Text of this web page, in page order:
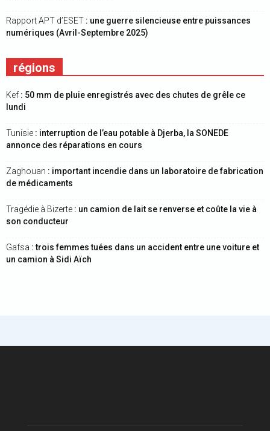
Rapport APT d’ESET : une guerre silencieuse entre puissances
numériques (Avril-Septembre 2025)
régions
Kef : 50 mm de pluie enregistrés avec des chutes de grêle ce
lundi
Tunisie : interruption de l’eau potable à Djerba, la SONEDE
annonce des réparations en cours
Zaghouan : important incendie dans un laboratoire de fabrication
de médicaments
Tragédie à Bizerte : un camion de lait se renverse et coûte la vie à
son conducteur
Gafsa : trois femmes tuées dans un accident entre une voiture et
un camion à Sidi Aïch